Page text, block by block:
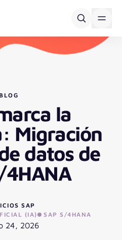
BLOG
la
Migración
datos de
4HANA
SAP
(IA)
SAP S/4HANA
24, 2026